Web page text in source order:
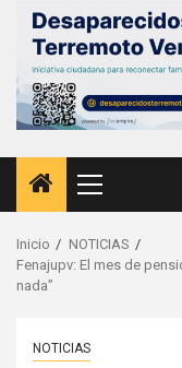
Menú
principal
Inicio
NOTICIAS
Fenajupv: El mes de
nada”
NOTICIAS